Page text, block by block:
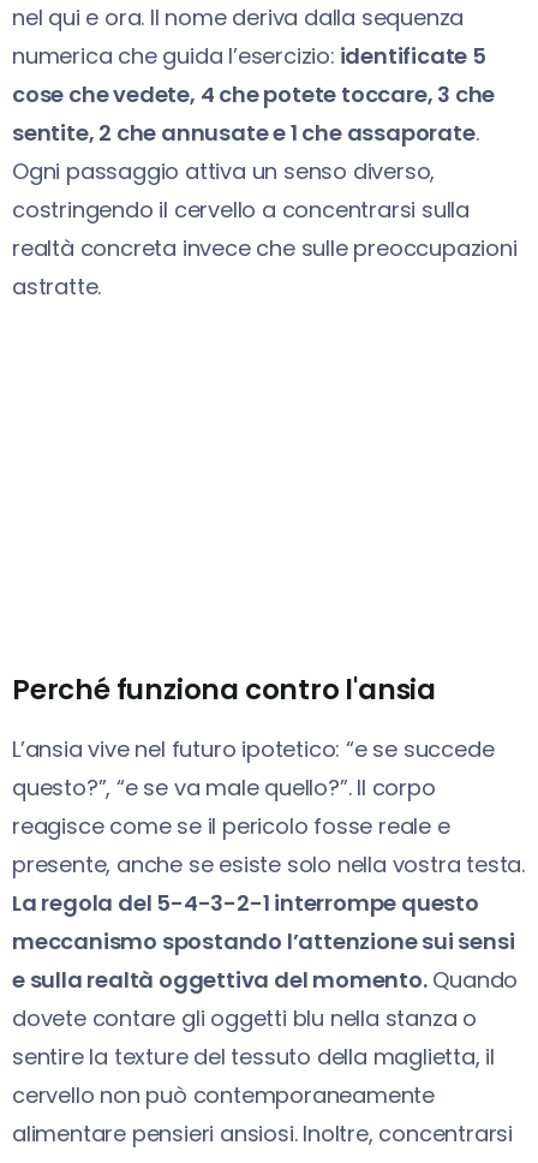
nel qui e ora. Il nome deriva dalla sequenza
numerica che guida l’esercizio: identificate 5
cose che vedete, 4 che potete toccare, 3 che
sentite, 2 che annusate e 1 che assaporate.
Ogni passaggio attiva un senso diverso,
costringendo il cervello a concentrarsi sulla
realtà concreta invece che sulle preoccupazioni
astratte.
Perché funziona contro l'ansia
L’ansia vive nel futuro ipotetico: “e se succede
questo?”, “e se va male quello?”. Il corpo
reagisce come se il pericolo fosse reale e
presente, anche se esiste solo nella vostra testa.
La regola del 5-4-3-2-1 interrompe questo
meccanismo spostando l’attenzione sui sensi
e sulla realtà oggettiva del momento.Quando
dovete contare gli oggetti blu nella stanza o
sentire la texture del tessuto della maglietta, il
cervello non può contemporaneamente
alimentare pensieri ansiosi. Inoltre, concentrarsi